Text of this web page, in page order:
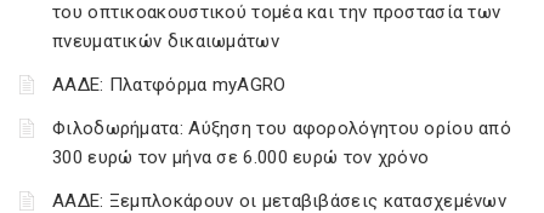
του οπτικοακουστικού τομέα και την προστασία των
πνευματικών δικαιωμάτων
ΑΑΔΕ: Πλατφόρμα myAGRO
Φιλοδωρήματα: Αύξηση του αφορολόγητου ορίου από
300 ευρώ τον μήνα σε 6.000 ευρώ τον χρόνο
ΑΑΔΕ: Ξεμπλοκάρουν οι μεταβιβάσεις κατασχεμένων